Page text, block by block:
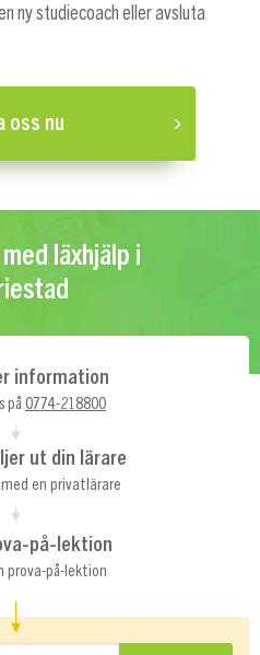
ny studiecoach eller avsluta
oss nu
läxhjälp i
information
på 0774-218800
ut din lärare
en privatlärare
på-lektion
prova-på-lektion